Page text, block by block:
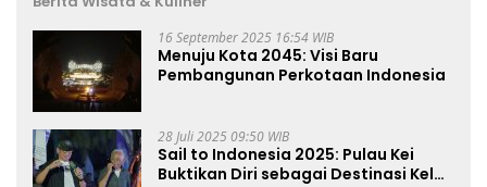
16 September 2025 16:54 WIB
Menuju Kota 2045: Visi Baru
Pembangunan Perkotaan Indonesia
28 Juli 2025 09:50 WIB
Sail to Indonesia 2025: Pulau Kei
Buktikan Diri sebagai Destinasi Kelas